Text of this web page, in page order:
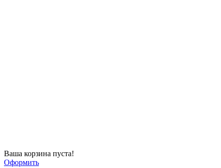
Ваша корзина пуста!
Оформить